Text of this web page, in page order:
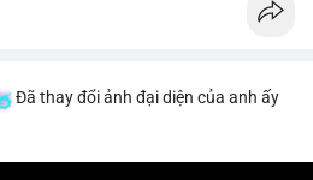
Đã thay đổi ảnh đại diện của anh ấy